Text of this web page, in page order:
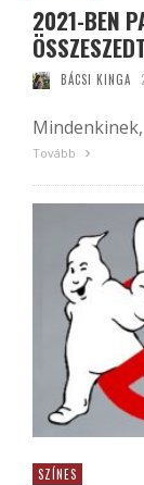
2021-BEN
BÁCSI KINGA
Tovább
SZÍNES